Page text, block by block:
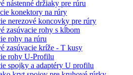
nástenné držiaky pre rúru
konektory na rúry
nerezové koncovky pre rúry
zasúvacie rohy s kĺbom
rohy na rúru
zasúvacie kríže - T kusy
rohy U-Profilu
spojky a adaptéry U profilu